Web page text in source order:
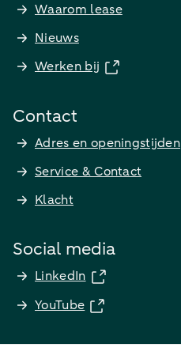
Waarom lease
Nieuws
Werken bij
Contact
Adres en openingstijden
Service & Contact
Klacht
Social media
LinkedIn
YouTube